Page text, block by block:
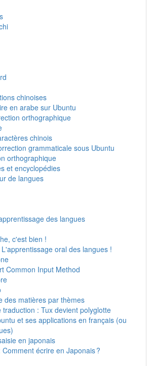
chinoises
en arabe sur Ubuntu
orthographique
chinois
grammaticale sous Ubuntu
orthographique
et encyclopédies
de langues
des langues
c'est bien !
oral des langues !
Common Input Method
des matières par thèmes
traduction : Tux devient polyglotte
et ses applications en français (ou
en japonais
Comment écrire en Japonais ?